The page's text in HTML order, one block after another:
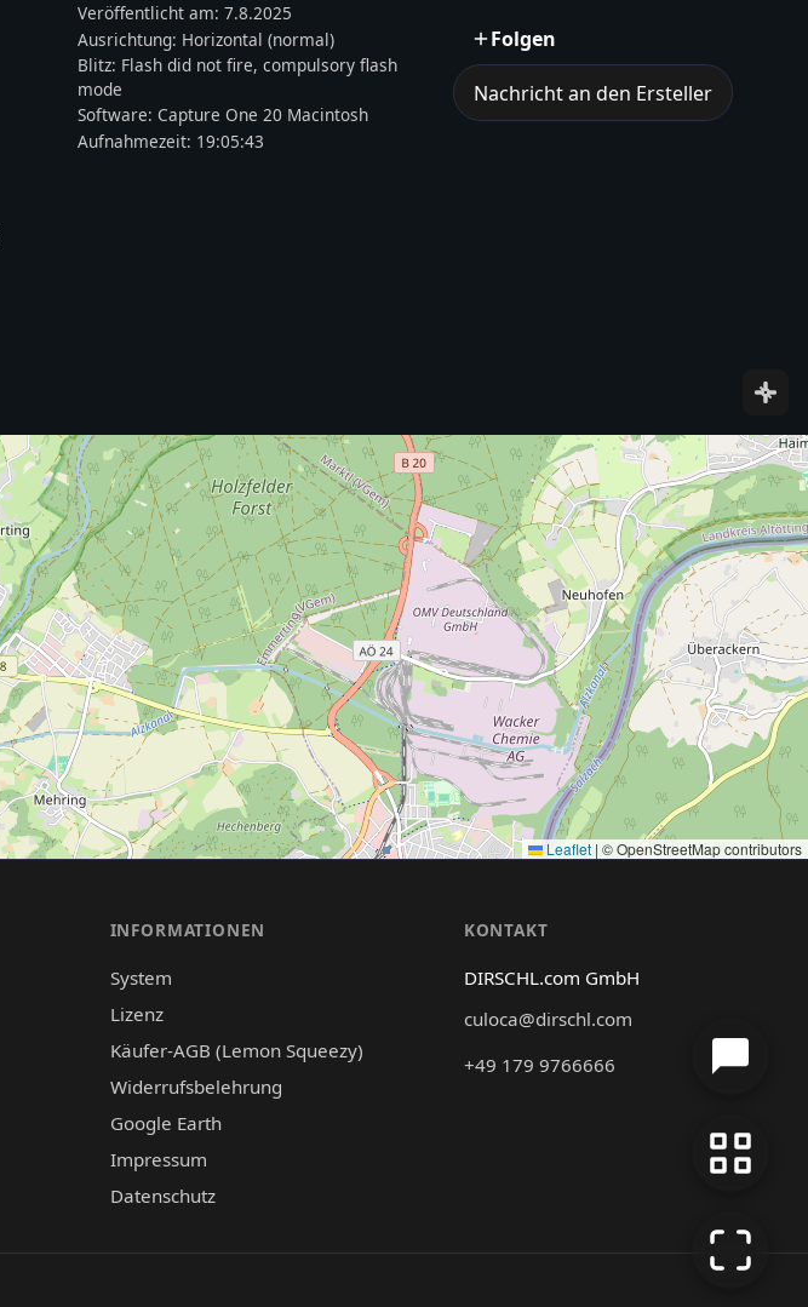
Veröffentlicht am:7.8.2025
Ausrichtung: Horizontal (normal)
Blitz: Flash did not fire, compulsory flash
mode
Software:Capture One 20 Macintosh
Aufnahmezeit: 19:05:43
Folgen
Nachricht an den Ersteller
Leaflet | © OpenStreetMap contributors
INFORMATIONEN
System
Lizenz
Käufer-AGB (Lemon Squeezy)
Widerrufsbelehrung
Google Earth
Impressum
Datenschutz
KONTAKT
DIRSCHL.com GmbH
culoca@dirschl.com
+49 179 9766666